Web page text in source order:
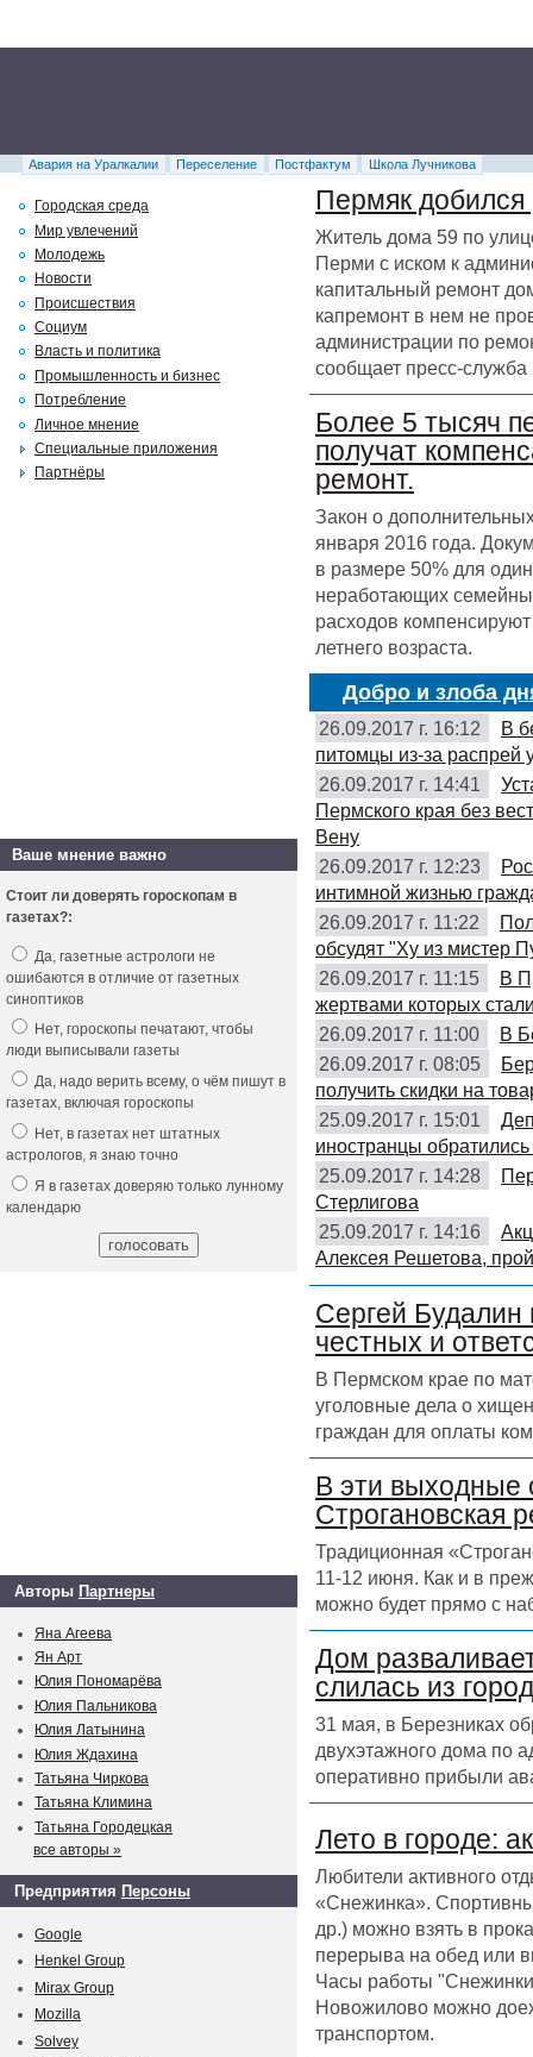
Авария на Уралкалии Переселение Постфактум Школа Лучникова
Пермяк добился
Житель дома 59 по
Перми с иском к
капитальный ремонт
капремонт в нем не
администрации по
сообщает пресс-служба
Более 5 тысяч
получат
ремонт.
Закон о
января 2016 года.
в размере 50% для
неработающих
расходов
летнего возраста.
Добро и злоба
26.09.2017 г. 16:12
В
питомцы из-за распрей
26.09.2017 г. 14:41
Пермского края без
Вену
26.09.2017 г. 12:23
интимной жизнью
26.09.2017 г. 11:22
обсудят "Ху из мистер
26.09.2017 г. 11:15
В
жертвами которых
26.09.2017 г. 11:00
В
26.09.2017 г. 08:05
получить скидки на
25.09.2017 г. 15:01
иностранцы обратились
25.09.2017 г. 14:28
Стерлигова
25.09.2017 г. 14:16
Алексея Решетова,
Сергей Будалин
честных и
В Пермском крае по
уголовные дела о
граждан для оплаты
В эти выходные
Строгановская
Традиционная
11-12 июня. Как и в
можно будет прямо с
Дом
слилась из
31 мая, в Березниках
двухэтажного дома по
оперативно прибыли
Лето в городе:
Любители активного
«Снежинка».
др.) можно взять в
перерыва на обед или
Часы работы
Новожилово можно
транспортом.
Городская среда
Мир увлечений
Молодежь
Новости
Происшествия
Социум
Власть и политика
Промышленность и бизнес
Потребление
Личное мнение
Специальные приложения
Партнёры
Ваше мнение важно
Стоит ли доверять гороскопам в
газетах?:
Да, газетные астрологи не
ошибаются в отличие от газетных
синоптиков
Нет, гороскопы печатают, чтобы
люди выписывали газеты
Да, надо верить всему, о чём пишут в
газетах, включая гороскопы
Нет, в газетах нет штатных
астрологов, я знаю точно
Я в газетах доверяю только лунному
календарю
Авторы Партнеры
Яна Агеева
Ян Арт
Юлия Пономарёва
Юлия Пальникова
Юлия Латынина
Юлия Ждахина
Татьяна Чиркова
Татьяна Климина
Татьяна Городецкая
все авторы »
Предприятия Персоны
Google
Henkel Group
Mirax Group
Mozilla
Solvey